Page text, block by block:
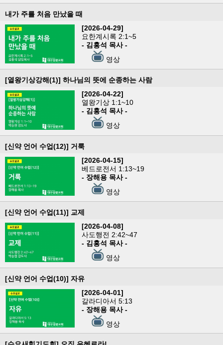
내가 주를 처음 만났을 때
[2026-04-29]
요한계시록 2:1~5
- 김홍석 목사 -
영상
[열왕기상강해(1)] 하나님의 뜻에 순종하는 사람
[2026-04-22]
열왕기상 1:1~10
- 김홍석 목사 -
영상
[신약 언어 수업(12)] 거룩
[2026-04-15]
베드로전서 1:13~19
- 장해용 목사 -
영상
[신약 언어 수업(11)] 교제
[2026-04-08]
사도행전 2:42~47
- 김홍석 목사 -
영상
[신약 언어 수업(10)] 자유
[2026-04-01]
갈라디아서 5:13
- 장해용 목사 -
영상